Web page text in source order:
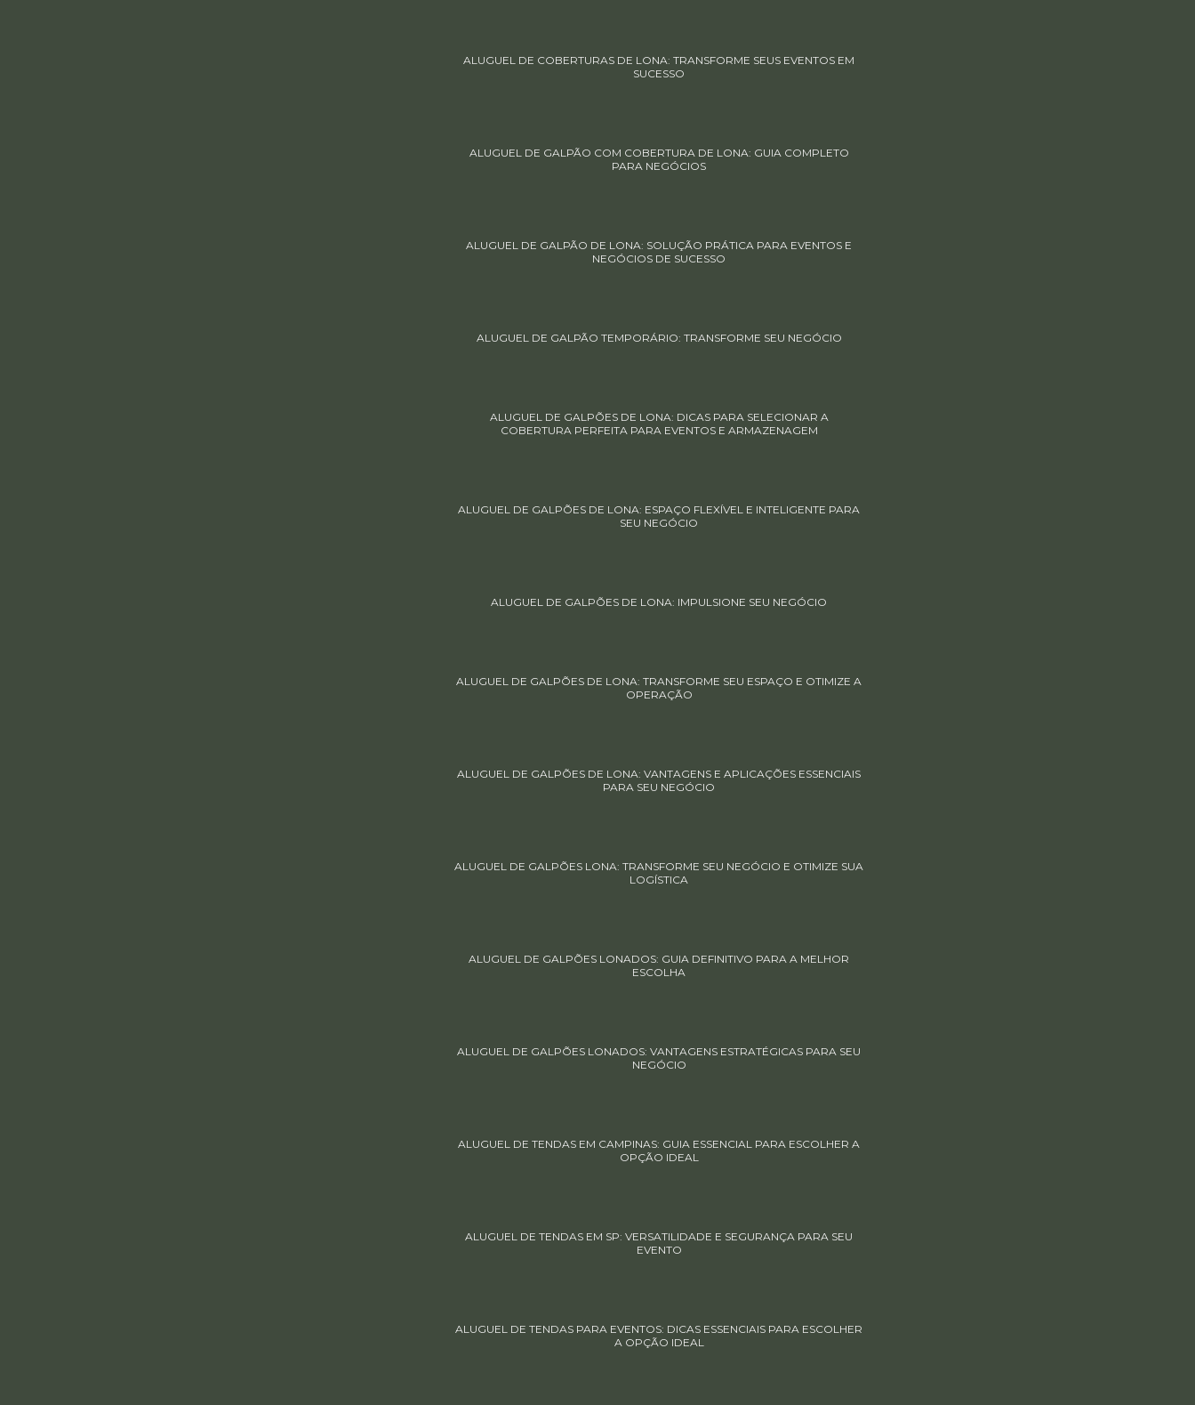
ALUGUEL DE COBERTURAS DE LONA: TRANSFORME SEUS EVENTOS EM
SUCESSO
ALUGUEL DE GALPÃO COM COBERTURA DE LONA: GUIA COMPLETO
PARA NEGÓCIOS
ALUGUEL DE GALPÃO DE LONA: SOLUÇÃO PRÁTICA PARA EVENTOS E
NEGÓCIOS DE SUCESSO
ALUGUEL DE GALPÃO TEMPORÁRIO: TRANSFORME SEU NEGÓCIO
ALUGUEL DE GALPÕES DE LONA: DICAS PARA SELECIONAR A
COBERTURA PERFEITA PARA EVENTOS E ARMAZENAGEM
ALUGUEL DE GALPÕES DE LONA: ESPAÇO FLEXÍVEL E INTELIGENTE PARA
SEU NEGÓCIO
ALUGUEL DE GALPÕES DE LONA: IMPULSIONE SEU NEGÓCIO
ALUGUEL DE GALPÕES DE LONA: TRANSFORME SEU ESPAÇO E OTIMIZE A
OPERAÇÃO
ALUGUEL DE GALPÕES DE LONA: VANTAGENS E APLICAÇÕES ESSENCIAIS
PARA SEU NEGÓCIO
ALUGUEL DE GALPÕES LONA: TRANSFORME SEU NEGÓCIO E OTIMIZE SUA
LOGÍSTICA
ALUGUEL DE GALPÕES LONADOS: GUIA DEFINITIVO PARA A MELHOR
ESCOLHA
ALUGUEL DE GALPÕES LONADOS: VANTAGENS ESTRATÉGICAS PARA SEU
NEGÓCIO
ALUGUEL DE TENDAS EM CAMPINAS: GUIA ESSENCIAL PARA ESCOLHER A
OPÇÃO IDEAL
ALUGUEL DE TENDAS EM SP: VERSATILIDADE E SEGURANÇA PARA SEU
EVENTO
ALUGUEL DE TENDAS PARA EVENTOS: DICAS ESSENCIAIS PARA ESCOLHER
A OPÇÃO IDEAL